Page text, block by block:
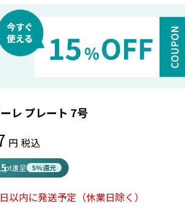
レ プレート 7号
税込
pt進呈 5%還元
以内に発送予定 （休業日除く）